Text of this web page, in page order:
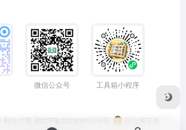
微信公众号 工具箱小程序
网址之家 蜀ICP备2024081006号
川公网安备